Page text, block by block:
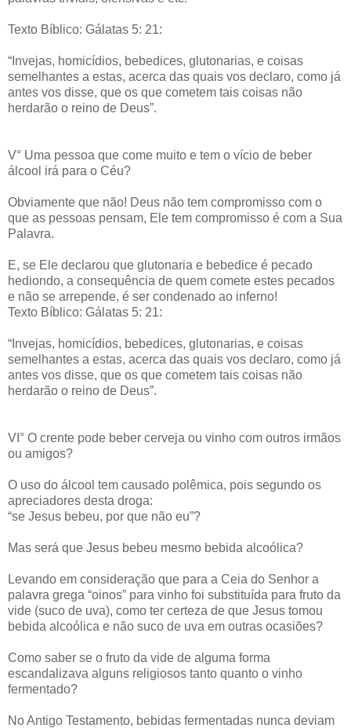
Texto Bíblico: Gálatas 5: 21:
“Invejas, homicídios, bebedices, glutonarias, e coisas
semelhantes a estas, acerca das quais vos declaro, como já
antes vos disse, que os que cometem tais coisas não
herdarão o reino de Deus”.
V° Uma pessoa que come muito e tem o vício de beber
álcool irá para o Céu?
Obviamente que não! Deus não tem compromisso com o
que as pessoas pensam, Ele tem compromisso é com a Sua
Palavra.
E, se Ele declarou que glutonaria e bebedice é pecado
hediondo, a consequência de quem comete estes pecados
e não se arrepende, é ser condenado ao inferno!
Texto Bíblico: Gálatas 5: 21:
“Invejas, homicídios, bebedices, glutonarias, e coisas
semelhantes a estas, acerca das quais vos declaro, como já
antes vos disse, que os que cometem tais coisas não
herdarão o reino de Deus”.
VI° O crente pode beber cerveja ou vinho com outros irmãos
ou amigos?
O uso do álcool tem causado polêmica, pois segundo os
apreciadores desta droga:
“se Jesus bebeu, por que não eu”?
Mas será que Jesus bebeu mesmo bebida alcoólica?
Levando em consideração que para a Ceia do Senhor a
palavra grega “oinos” para vinho foi substituída para fruto da
vide (suco de uva), como ter certeza de que Jesus tomou
bebida alcoólica e não suco de uva em outras ocasiões?
Como saber se o fruto da vide de alguma forma
escandalizava alguns religiosos tanto quanto o vinho
fermentado?
No Antigo Testamento, bebidas fermentadas nunca deviam